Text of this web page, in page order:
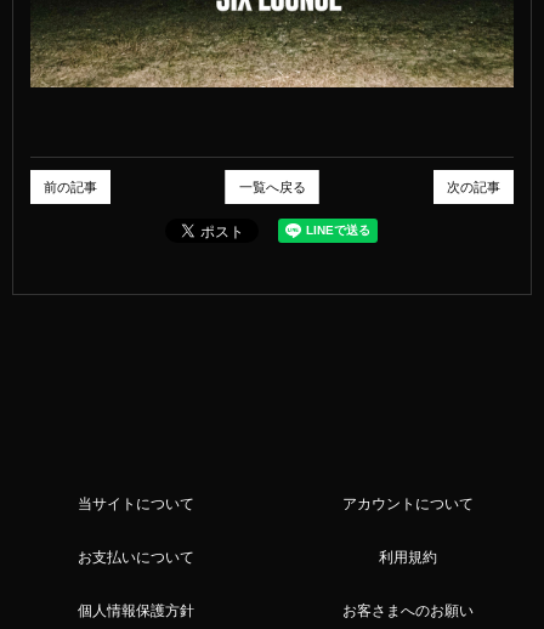
次の記事
一覧へ戻る
前の記事
当サイトについて アカウントについて
お支払いについて 利用規約
個人情報保護方針 お客さまへのお願い